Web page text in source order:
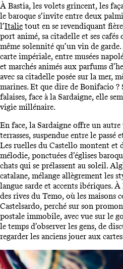
À Bastia, les volets grincent, les
le baroque s’invite entre deux
l’Italie tout en se revendiquant
port animé, sa citadelle et ses cafés
même solennité qu’un vin de
carte impériale, entre musées
et marchés animés aux parfums
avec sa citadelle posée sur la mer,
marines. Et que dire de Bonifacio ?
falaises, face à la Sardaigne, elle
vigie millénaire.
En face, la Sardaigne offre un
terrasses, suspendue entre le
Les ruelles du Castello montent et
mélodie, ponctuées d’églises
chats qui se prélassent au soleil.
catalane, mélange allègrement les
langue sarde et accents ibériques. À
des rives du Temo, où les maisons
Castelsardo, perché sur son
postale immobile, avec vue sur le
le temps d’observer les gens, de
regarder les anciens jouer aux